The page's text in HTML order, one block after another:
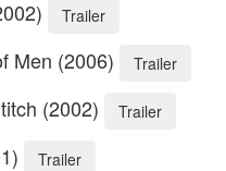
Trailer
Men (2006) Trailer
(2002) Trailer
Trailer